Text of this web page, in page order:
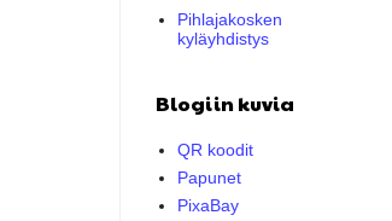
Pihlajakosken
kyläyhdistys
Blogiin kuvia
QR koodit
Papunet
PixaBay